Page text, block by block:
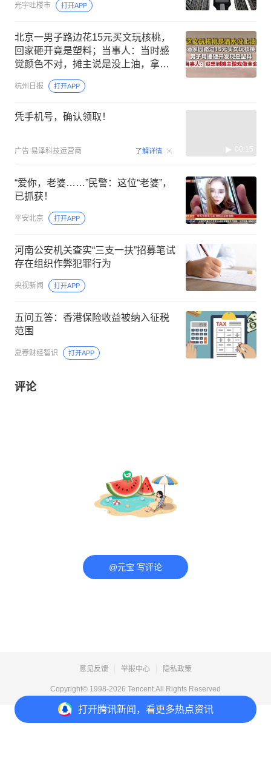
打开腾讯新闻，看更多热点资讯
光宇吐楼市 打开APP
北京一男子路边花15元买文玩核桃，
回家砸开竟是塑料；当事人：当时感
觉颜色不对，摊主说是没上油，拿回
去晒几天就好，没想到她做戏做全套
杭州日报 打开APP
凭手机号，确认领取！
广告 易泽科技运营商 了解详情 00:15
“爱你，老婆……”民警：这位“老婆”，
已抓获！
平安北京 打开APP
河南公安机关查实“三支一扶”招募笔试
存在组织作弊犯罪行为
央视新闻 打开APP
五问五答：香港保险收益被纳入征税
范围
夏春财经智识 打开APP
评论
@元宝 写评论
意见反馈 举报中心 隐私政策
Copyright© 1998-2026 Tencent.All Rights Reserved